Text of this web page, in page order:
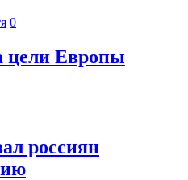
0
цели Европы
россиян